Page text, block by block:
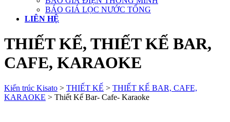
BÁO GIÁ LỌC NƯỚC TỔNG
LIÊN HỆ
THIẾT KẾ, THIẾT KẾ BAR,
CAFE, KARAOKE
Kiến trúc Kisato > THIẾT KẾ > THIẾT KẾ BAR, CAFE,
KARAOKE > Thiết Kế Bar- Cafe- Karaoke